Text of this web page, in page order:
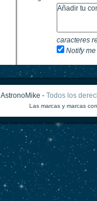
caracteres
Notify
AstronoMike - Todos los
Las marcas y marcas